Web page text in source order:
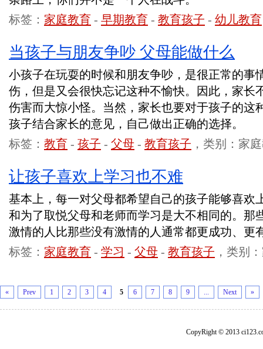
标签： 家庭教育 - 早期教育 - 教育孩子 - 幼儿教育
当孩子与朋友争吵 父母能做什么
小孩子在玩耍的时候和朋友争吵，是很正常的事
伤，但是又会很快忘记这种不愉快。因此，家长
伤害而大惊小怪。当然，家长也要对于孩子的这
孩子结合家长的意见，自己做出正确的选择。
标签： 教育 - 孩子 - 父母 - 教育孩子 ，类别：家
让孩子喜欢上学习也不难
基本上，每一对父母都希望自己的孩子能够喜欢
和为了取悦父母和老师而学习是大不相同的。那
激情的人比那些没有激情的人通常都更成功、更
标签： 家庭教育 - 学习 - 父母 - 教育孩子 ，类别
« Prev 1 2 3 4 5 6 7 8 9 ... Next »
CopyRight © 2013